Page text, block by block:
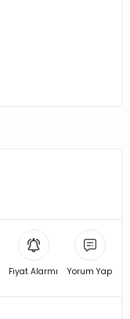
Fiyat Alarmı Yorum Yap